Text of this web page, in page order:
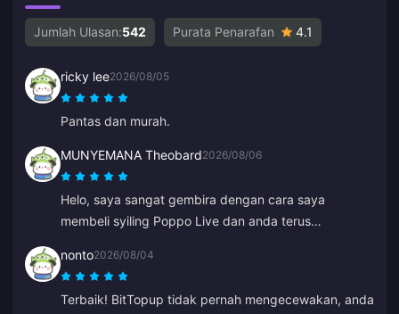
Jumlah Ulasan:542 Purata Penarafan 4.1
ricky lee2026/08/05
Pantas dan murah.
MUNYEMANA Theobard2026/08/06
Helo, saya sangat gembira dengan cara saya
membeli syiling Poppo Live dan anda terus
segera. Saya berpuas hati dengan aplikasi anda dan
cara ia membimbing saya. Terima kasih, teruskan
usaha ini.
nonto2026/08/04
Terbaik! BitTopup tidak pernah mengecewakan, anda